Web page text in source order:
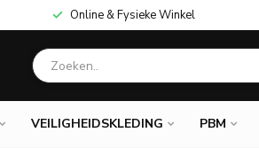
Online & Fysieke Winkel
VEILIGHEIDSKLEDING PBM